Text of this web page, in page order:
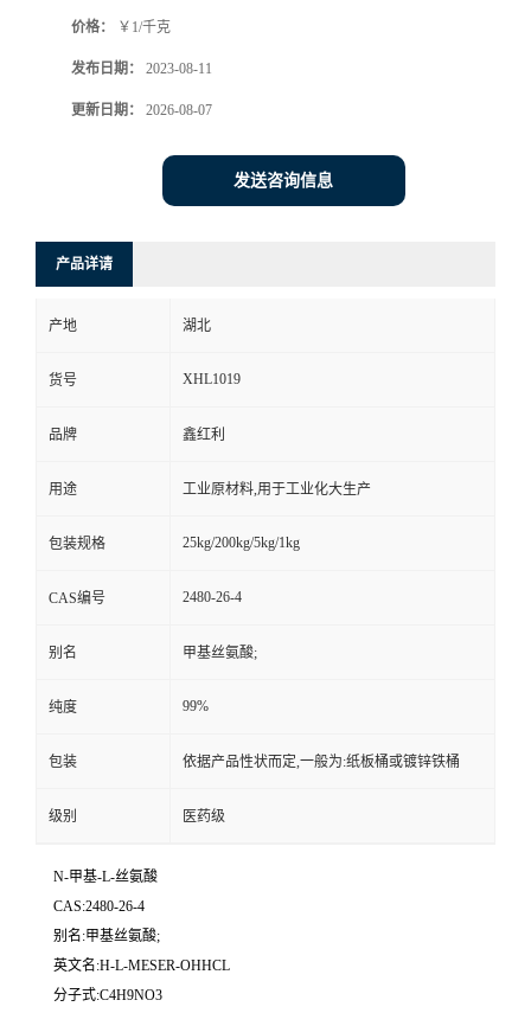
价格： ￥1/千克
发布日期： 2023-08-11
更新日期： 2026-08-07
发送咨询信息
产品详请
产地 湖北
货号 XHL1019
品牌 鑫红利
用途 工业原材料,用于工业化大生产
包装规格 25kg/200kg/5kg/1kg
CAS编号 2480-26-4
别名 甲基丝氨酸;
纯度 99%
包装 依据产品性状而定,一般为:纸板桶或镀锌铁桶
级别 医药级
N-甲基-L-丝氨酸
CAS:2480-26-4
别名:甲基丝氨酸;
英文名:H-L-MESER-OHHCL
分子式:C4H9NO3